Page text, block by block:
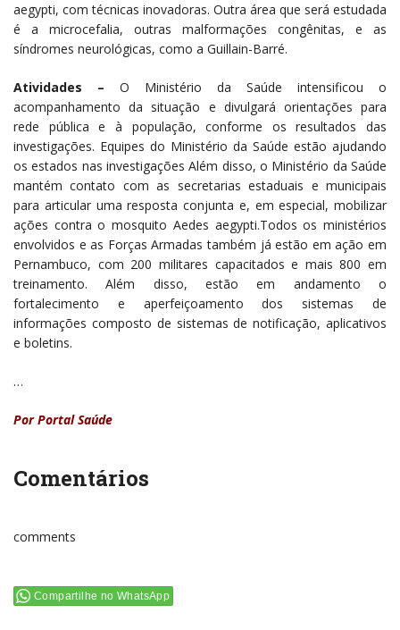
aegypti, com técnicas inovadoras. Outra área que será estudada
é a microcefalia, outras malformações congênitas, e as
síndromes neurológicas, como a Guillain-Barré.
Atividades – O Ministério da Saúde intensificou o
acompanhamento da situação e divulgará orientações para
rede pública e à população, conforme os resultados das
investigações. Equipes do Ministério da Saúde estão ajudando
os estados nas investigações Além disso, o Ministério da Saúde
mantém contato com as secretarias estaduais e municipais
para articular uma resposta conjunta e, em especial, mobilizar
ações contra o mosquito Aedes aegypti.Todos os ministérios
envolvidos e as Forças Armadas também já estão em ação em
Pernambuco, com 200 militares capacitados e mais 800 em
treinamento. Além disso, estão em andamento o
fortalecimento e aperfeiçoamento dos sistemas de
informações composto de sistemas de notificação, aplicativos
e boletins.
…
Por Portal Saúde
Comentários
comments
Compartilhe no WhatsApp